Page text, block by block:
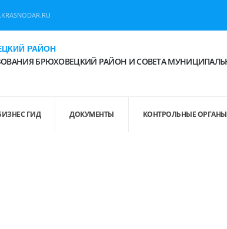
РАЙОН
БРЮХОВЕЦКИЙ РАЙОН И СОВЕТА
ГИД ДОКУМЕНТЫ КОНТРОЛЬНЫЕ ОРГАНЫ